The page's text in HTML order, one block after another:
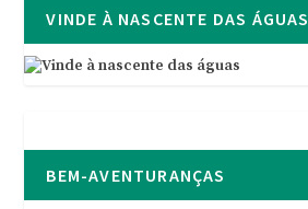
VINDE À NASCENTE DAS ÁGUAS
BEM-AVENTURANÇAS